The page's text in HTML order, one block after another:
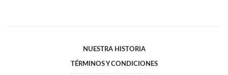
NUESTRA HISTORIA
TÉRMINOS Y CONDICIONES